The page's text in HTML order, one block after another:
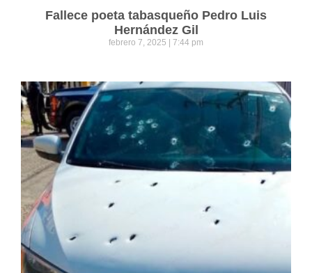
Fallece poeta tabasqueño Pedro Luis
Hernández Gil
febrero 7, 2025 7:44 pm